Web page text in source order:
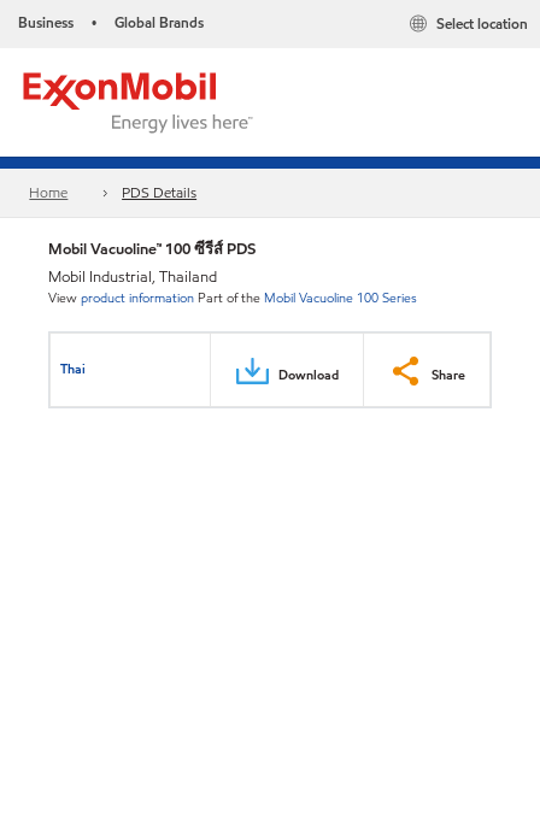
Business • Global Brands Select location
Home PDS Details
Mobil Vacuoline™ 100 ซีรีส์ PDS
Mobil Industrial, Thailand
Viewproduct information Part of the Mobil Vacuoline 100 Series
Thai Download Share